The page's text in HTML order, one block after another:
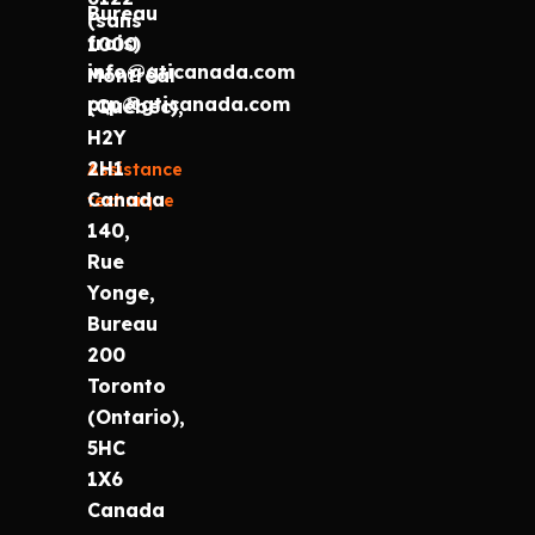
(sans
frais)
info@gticanada.com
prp@gticanada.com
Assistance
technique
Bureau
1000
Montréal
(Québec),
H2Y
2H1
Canada
140,
Rue
Yonge,
Bureau
200
Toronto
(Ontario),
5HC
1X6
Canada